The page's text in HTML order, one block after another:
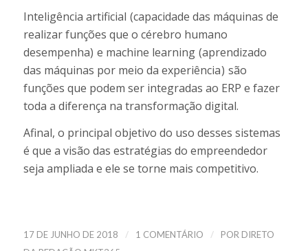
Inteligência artificial (capacidade das máquinas de
realizar funções que o cérebro humano
desempenha) e machine learning (aprendizado
das máquinas por meio da experiência ) são
funções que podem ser integradas ao ERP e fazer
toda a diferença na transformação digital.
Afinal, o principal objetivo do uso desses sistemas
é que a visão das estratégias do empreendedor
seja ampliada e ele se torne mais competitivo.
17 DE JUNHO DE 2018 / 1 COMENTÁRIO / POR DIRETO